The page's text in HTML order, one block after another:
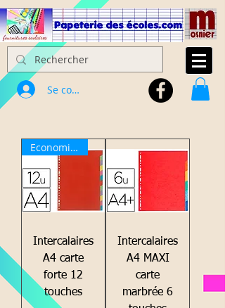
Se connecter
Economique
Intercalaires
A4 carte
forte 12
touches
Intercalaires
A4 MAXI
carte
marbrée 6